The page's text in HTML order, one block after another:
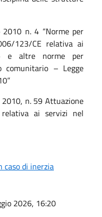
n. 4 “Norme per
123/CE relativa ai
e altre norme per
comunitario – Legge
n. 59 Attuazione
ai servizi nel
di inerzia
2026, 16:20